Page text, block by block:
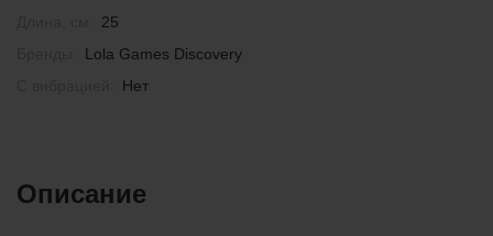
25
Lola Games Discovery
Нет
Описание